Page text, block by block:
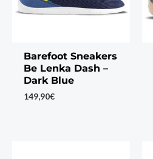
Barefoot Sneakers
Be Lenka Dash –
Dark Blue
149,90€